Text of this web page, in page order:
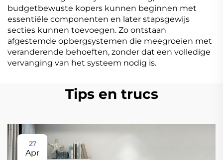
budgetbewuste kopers kunnen beginnen met
essentiële componenten en later stapsgewijs
secties kunnen toevoegen. Zo ontstaan
afgestemde opbergsystemen die meegroeien met
veranderende behoeften, zonder dat een volledige
vervanging van het systeem nodig is.
Tips en trucs
27
Apr